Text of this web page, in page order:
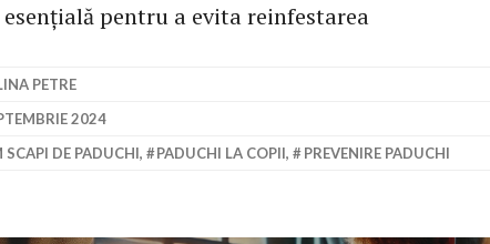
esențială pentru a evita reinfestarea
PETRE
2024
SCAPI DE PADUCHI, PADUCHI LA COPII, PREVENIRE PADUCHI